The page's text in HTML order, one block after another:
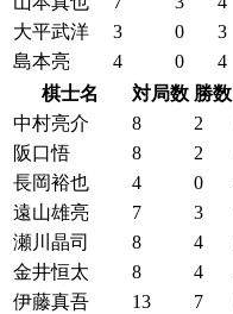
大平武洋
3 0 3
島本亮
4 0 4
棋士名
対局数 勝数
中村亮介
8 2
阪口悟
8 2
長岡裕也
4 0
遠山雄亮
7 3
瀬川晶司
8 4
金井恒太
8 4
伊藤真吾
13 7